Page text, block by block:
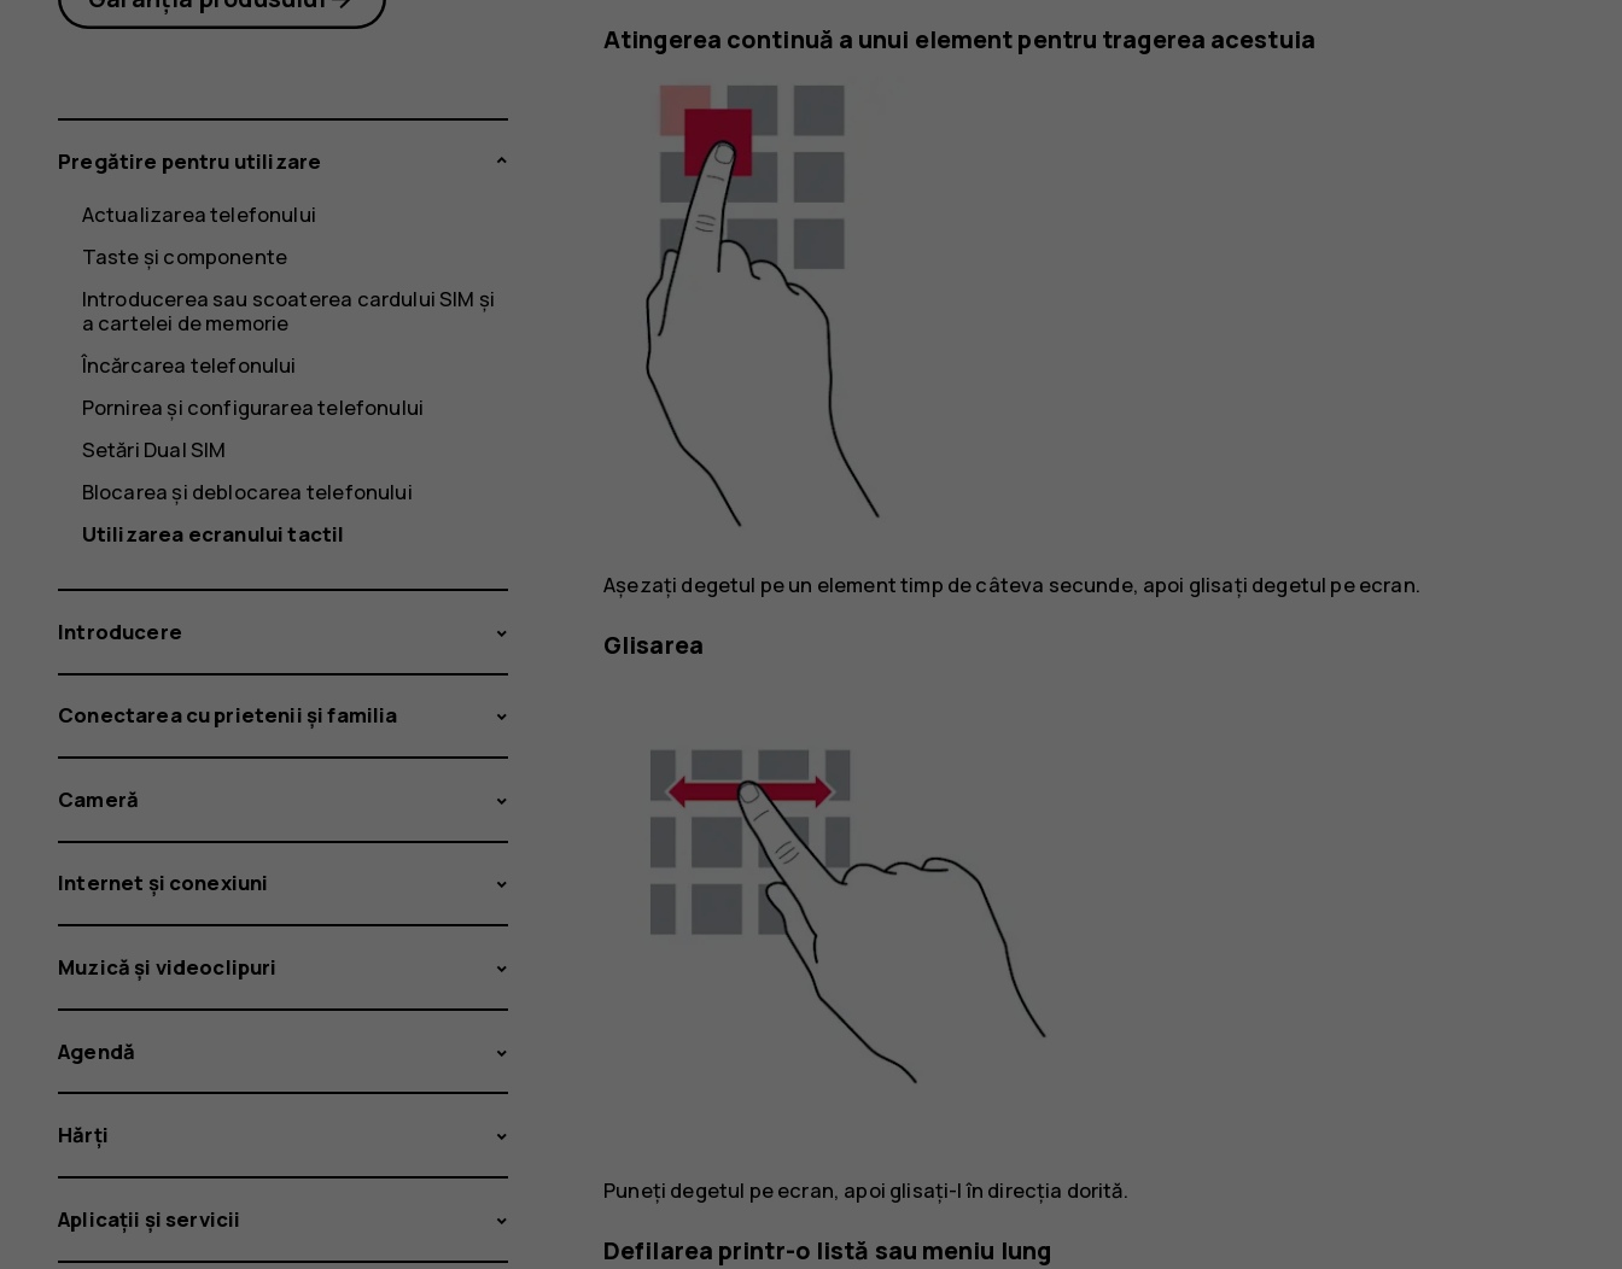
Atingerea continuă a unui element pentru tragerea acestuia
Așezați degetul pe un element timp de câteva secunde, apoi glisați degetul pe ecran.
Glisarea
Puneți degetul pe ecran, apoi glisați-l în direcția dorită.
Defilarea printr-o listă sau meniu lung
Pregătire pentru utilizare
Actualizarea telefonului
Taste și componente
Introducerea sau scoaterea cardului SIM și
a cartelei de memorie
Încărcarea telefonului
Pornirea și configurarea telefonului
Setări Dual SIM
Blocarea și deblocarea telefonului
Utilizarea ecranului tactil
Introducere
Conectarea cu prietenii și familia
Cameră
Internet și conexiuni
Muzică și videoclipuri
Agendă
Hărți
Aplicații și servicii